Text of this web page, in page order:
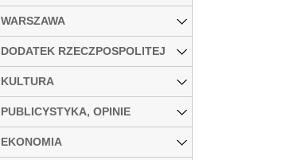
WARSZAWA
DODATEK RZECZPOSPOLITEJ
KULTURA
PUBLICYSTYKA, OPINIE
EKONOMIA